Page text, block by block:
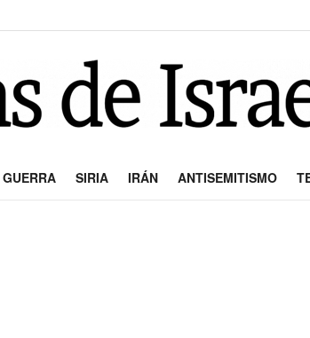
SIRIA IRÁN ANTISEMITISMO